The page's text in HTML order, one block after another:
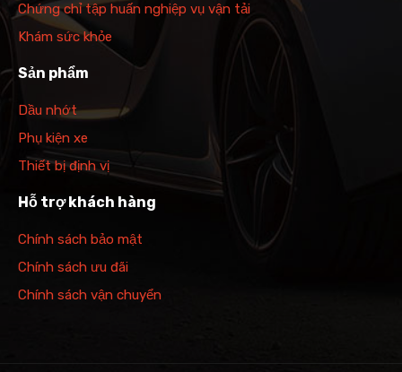
Chứng chỉ tập huấn nghiệp vụ vận tải
Khám sức khỏe
Sản phẩm
Dầu nhớt
Phụ kiện xe
Thiết bị định vị
Hỗ trợ khách hàng
Chính sách bảo mật
Chính sách ưu đãi
Chính sách vận chuyển